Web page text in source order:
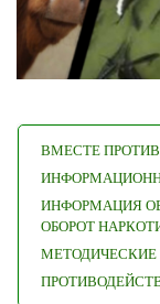
ВМЕСТЕ ПРОТИВ
ИНФОРМАЦИЯ
ОБОРОТ
МЕТОДИЧЕСКИЕ